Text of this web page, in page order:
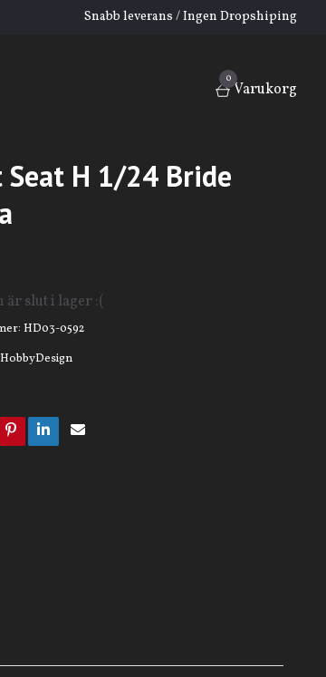
Snabb leverans / Ingen Dropshiping
0
Varukorg
Seat H 1/24 Bride
är slut i lager :(
HD03-0592
HobbyDesign